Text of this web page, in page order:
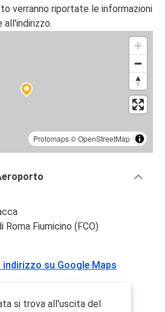
verranno riportate le informazioni
all'indirizzo.
Protomaps©OpenStreetMap
Fiumicino (FCO)
su Google Maps
si trova all'uscita del